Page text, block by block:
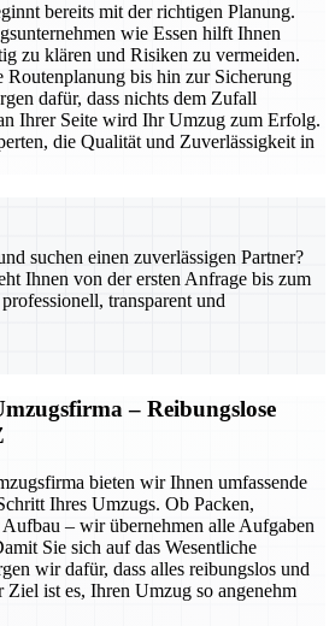
bereits mit der richtigen Planung.
wie Essen hilft Ihnen
zu klären und Risiken zu vermeiden.
Routenplanung bis hin zur Sicherung
dafür, dass nichts dem Zufall
Ihrer Seite wird Ihr Umzug zum Erfolg.
die Qualität und Zuverlässigkeit in
suchen einen zuverlässigen Partner?
Ihnen von der ersten Anfrage bis zum
transparent und
– Reibungslose
bieten wir Ihnen umfassende
Ihres Umzugs. Ob Packen,
– wir übernehmen alle Aufgaben
Sie sich auf das Wesentliche
wir dafür, dass alles reibungslos und
Ziel ist es, Ihren Umzug so angenehm